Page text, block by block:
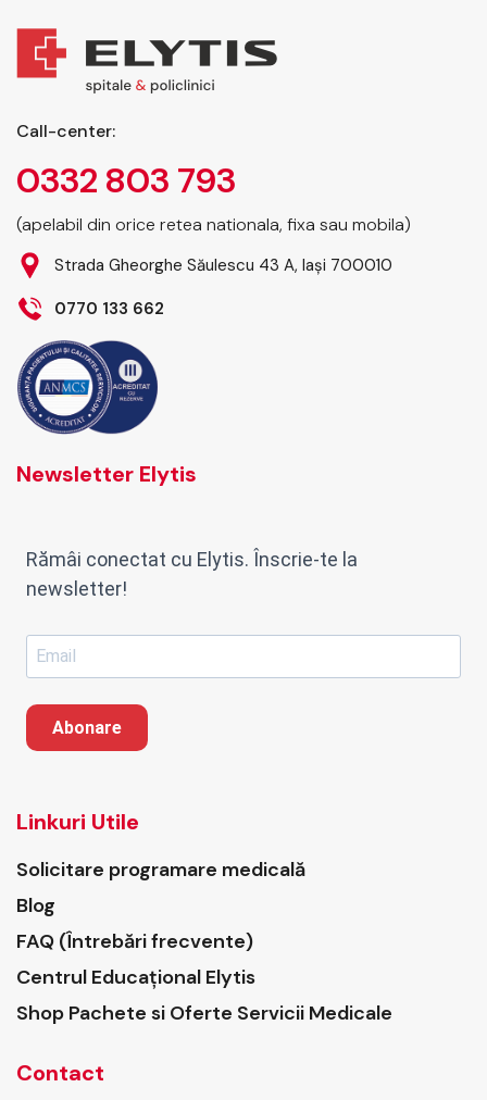
Call-center:
0332 803 793
(apelabil din orice retea nationala, fixa sau mobila)
Strada Gheorghe Săulescu 43 A, Iași 700010
0770 133 662
Newsletter Elytis
Rămâi conectat cu Elytis. Înscrie-te la
newsletter!
Abonare
Linkuri Utile
Solicitare programare medicală
Blog
FAQ (Întrebări frecvente)
Centrul Educațional Elytis
Shop Pachete si Oferte Servicii Medicale
Contact